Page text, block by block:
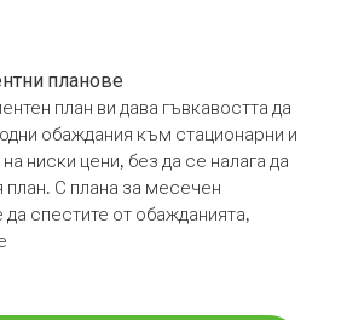
планове
план ви дава гъвкавостта да
обаждания към стационарни и
ниски цени, без да се налага да
план. С плана за месечен
спестите от обажданията,